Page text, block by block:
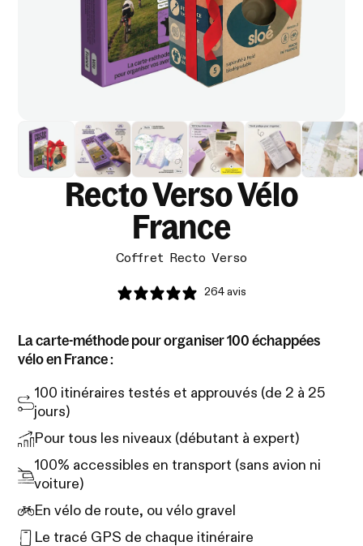
Recto Verso Vélo
France
Coffret Recto Verso
264 avis
La carte-méthode pour organiser 100 échappées
vélo en France :
100 itinéraires testés et approuvés (de 2 à 25
jours)
Pour tous les niveaux (débutant à expert)
100% accessibles en transport (sans avion ni
voiture)
En vélo de route, ou vélo gravel
Le tracé GPS de chaque itinéraire